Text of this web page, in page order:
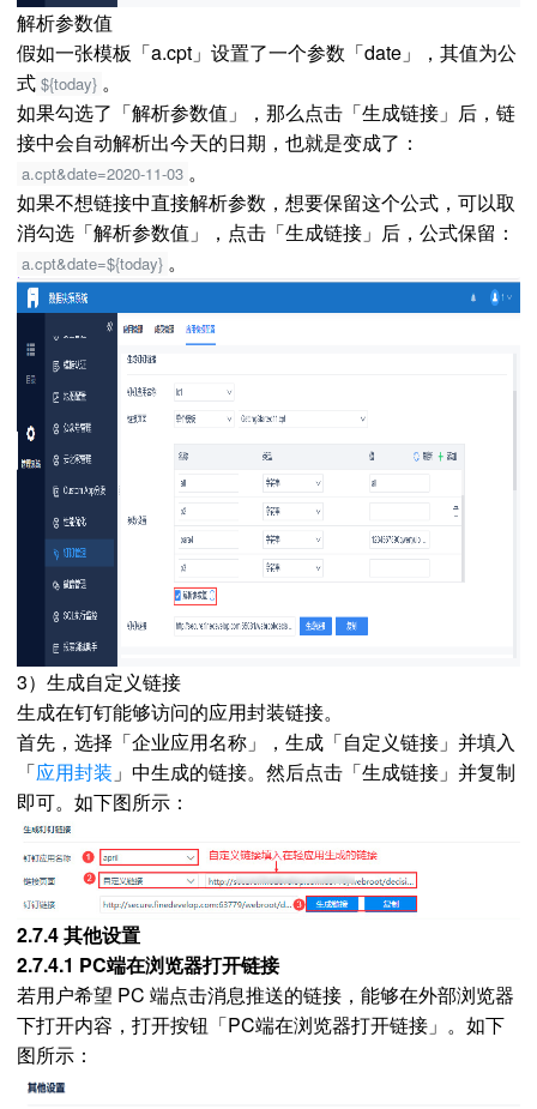
解析参数值
假如一张模板「a.cpt」设置了一个参数「date」，其值为公
式 ${today} 。
如果勾选了「解析参数值」，那么点击「生成链接」后，链
接中会自动解析出今天的日期，也就是变成了：
a.cpt&date=2020-11-03 。
如果不想链接中直接解析参数，想要保留这个公式，可以取
消勾选「解析参数值」，点击「生成链接」后，公式保留：
a.cpt&date=${today} 。
3）生成自定义链接
生成在钉钉能够访问的应用封装链接。
首先，选择「企业应用名称」，生成「自定义链接」并填入
「应用封装 」中生成的链接。然后点击「生成链接」并复制
即可。如下图所示：
2.7.4 其他设置
2.7.4.1 PC端在浏览器打开链接
若用户希望 PC 端点击消息推送的链接，能够在外部浏览器
下打开内容，打开按钮「PC端在浏览器打开链接」。如下
图所示：